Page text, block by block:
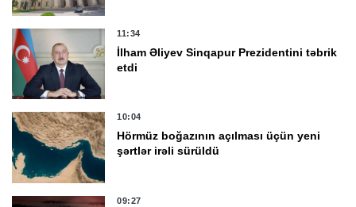
11:34
İlham Əliyev Sinqapur Prezidentini təbrik
etdi
10:04
Hörmüz boğazının açılması üçün yeni
şərtlər irəli sürüldü
09:27